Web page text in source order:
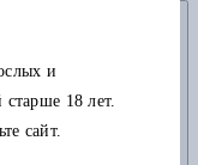
и
старше 18 лет.
сайт.